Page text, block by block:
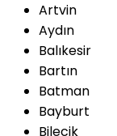
Artvin
Aydın
Balıkesir
Bartın
Batman
Bayburt
Bilecik